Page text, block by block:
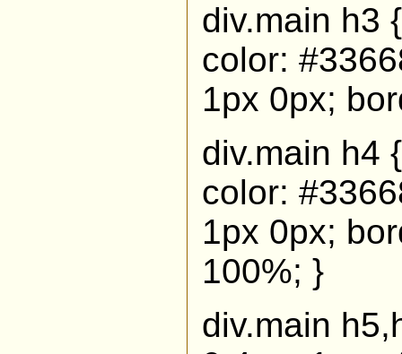
div.main h3
color:
1px 0px;
div.main h4
color:
1px 0px;
100%; }
div.main